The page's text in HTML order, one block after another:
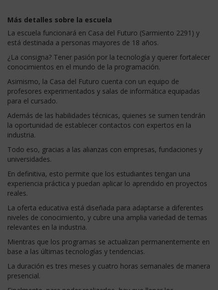
Más detalles sobre la escuela
La escuela funcionará en Casa del Futuro (Sarmiento 2291) y
está destinada a personas mayores de 18 años.
¿La consigna? Tener pasión por la tecnología y querer fortalecer
conocimientos en el mundo de la programación.
Asimismo, la Casa del Futuro cuenta con un equipo de
profesores experimentados y salas de informática equipadas
para el cursado.
Además de las habilidades técnicas, quienes se sumen tendrán
la oportunidad de establecer contactos con expertos en la
industria.
Todo eso, gracias a las alianzas con empresas, fundaciones y
universidades.
En definitiva, esto permite que los estudiantes tengan una
experiencia práctica y puedan aplicar lo aprendido en proyectos
reales.
La oferta educativa está diseñada para adaptarse a diferentes
niveles de conocimiento, y cubre una amplia variedad de temas
relevantes en la industria.
Mientras que los programas se actualizan permanentemente en
base a las últimas tecnologías y tendencias.
La duración es tres meses y cuatro horas semanales de manera
presencial.